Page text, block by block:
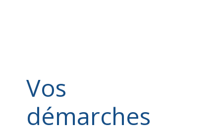
Vos
démarches